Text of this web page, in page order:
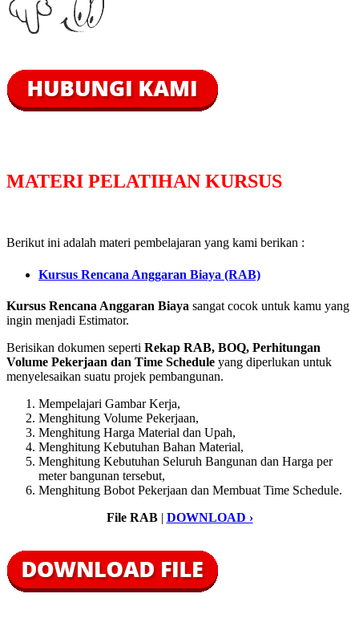
MATERI PELATIHAN KURSUS
Berikut ini adalah materi pembelajaran yang kami berikan :
Kursus Rencana Anggaran Biaya (RAB)
Kursus Rencana Anggaran Biaya sangat cocok untuk kamu yang
ingin menjadi Estimator.
Berisikan dokumen seperti Rekap RAB, BOQ, Perhitungan
Volume Pekerjaan dan Time Schedule yang diperlukan untuk
menyelesaikan suatu projek pembangunan.
Mempelajari Gambar Kerja,
Menghitung Volume Pekerjaan,
Menghitung Harga Material dan Upah,
Menghitung Kebutuhan Bahan Material,
Menghitung Kebutuhan Seluruh Bangunan dan Harga per
meter bangunan tersebut,
Menghitung Bobot Pekerjaan dan Membuat Time Schedule.
File RAB | DOWNLOAD ›